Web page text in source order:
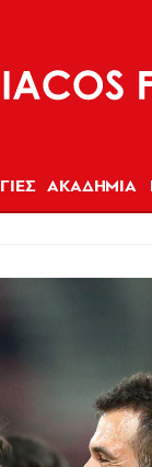
ΑΚΑΔΗΜΙΑ